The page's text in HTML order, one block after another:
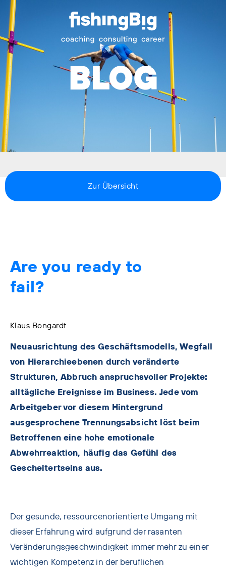
Zur Übersicht
Are you ready to
fail?
Klaus Bongardt
Neuausrichtung des Geschäftsmodells, Wegfall
von Hierarchieebenen durch veränderte
Strukturen, Abbruch anspruchsvoller Projekte:
alltägliche Ereignisse im Business. Jede vom
Arbeitgeber vor diesem Hintergrund
ausgesprochene Trennungsabsicht löst beim
Betroffenen eine hohe emotionale
Abwehrreaktion, häufig das Gefühl des
Gescheitertseins aus.
Der gesunde, ressourcenorientierte Umgang mit
dieser Erfahrung wird aufgrund der rasanten
Veränderungsgeschwindigkeit immer mehr zu einer
wichtigen Kompetenz in der beruflichen